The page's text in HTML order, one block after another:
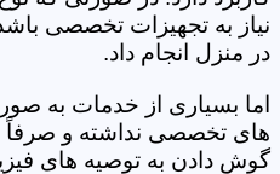
نیاز به تجهیزات تخصصی
در منزل انجام داد.
اما بسیاری از خدمات به
های تخصصی نداشته و صرفاً
گوش دادن به توصیه های